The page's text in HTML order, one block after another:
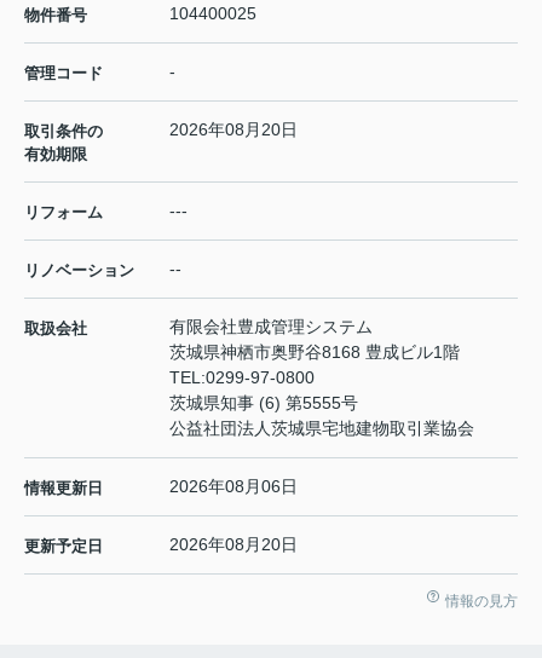
物件番号 104400025
管理コード -
取引条件の
有効期限
2026年08月20日
リフォーム ---
リノベーション --
取扱会社
有限会社豊成管理システム
茨城県神栖市奥野谷8168 豊成ビル1階
TEL:0299-97-0800
茨城県知事 (6) 第5555号
公益社団法人茨城県宅地建物取引業協会
情報更新日 2026年08月06日
更新予定日 2026年08月20日
情報の見方